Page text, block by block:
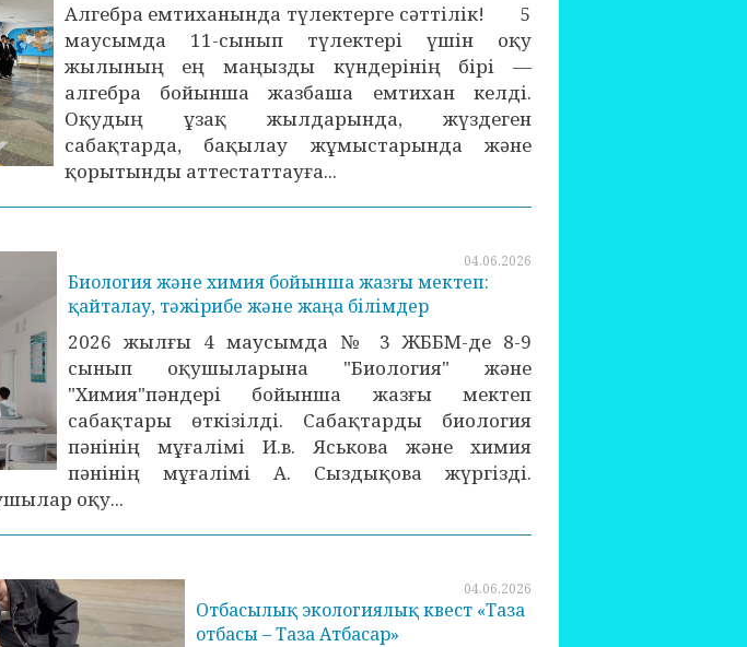
Алгебра емтиханында түлектерге сәттілік! 5
маусымда 11-сынып түлектері үшін оқу
жылының ең маңызды күндерінің бірі —
алгебра бойынша жазбаша емтихан келді.
Оқудың ұзақ жылдарында, жүздеген
сабақтарда, бақылау жұмыстарында және
қорытынды аттестаттауға...
04.06.2026
Биология және химия бойынша жазғы мектеп:
қайталау, тәжірибе және жаңа білімдер
2026 жылғы 4 маусымда № 3 ЖББМ-де 8-9
сынып оқушыларына "Биология" және
"Химия"пәндері бойынша жазғы мектеп
сабақтары өткізілді. Сабақтарды биология
пәнінің мұғалімі И.в. Яськова және химия
пәнінің мұғалімі А. Сыздықова жүргізді.
оқу...
04.06.2026
Отбасылық экологиялық квест «Таза
отбасы – Таза Атбасар»